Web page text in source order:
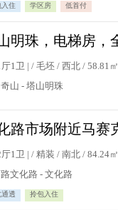
入住 学区房 低首付
1卫 | / 毛坯 / 西北 / 58.81㎡
山 - 塔山明珠
1卫 | / 精装 / 南北 / 84.24㎡
文化路 - 文化路
通透 拎包入住